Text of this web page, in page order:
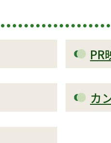
PR
カ